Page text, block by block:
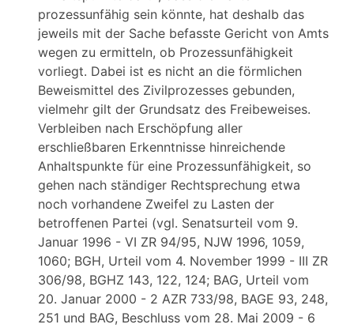
prozessunfähig sein könnte, hat deshalb das
jeweils mit der Sache befasste Gericht von Amts
wegen zu ermitteln, ob Prozessunfähigkeit
vorliegt. Dabei ist es nicht an die förmlichen
Beweismittel des Zivilprozesses gebunden,
vielmehr gilt der Grundsatz des Freibeweises.
Verbleiben nach Erschöpfung aller
erschließbaren Erkenntnisse hinreichende
Anhaltspunkte für eine Prozessunfähigkeit, so
gehen nach ständiger Rechtsprechung etwa
noch vorhandene Zweifel zu Lasten der
betroffenen Partei (vgl. Senatsurteil vom 9.
Januar 1996 - VI ZR 94/95, NJW 1996, 1059,
1060; BGH, Urteil vom 4. November 1999 - III ZR
306/98, BGHZ 143, 122, 124; BAG, Urteil vom
20. Januar 2000 - 2 AZR 733/98, BAGE 93, 248,
251 und BAG, Beschluss vom 28. Mai 2009 - 6